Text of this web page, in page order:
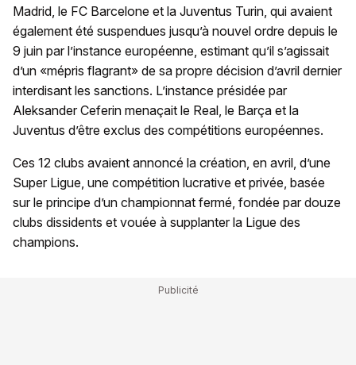
Madrid, le FC Barcelone et la Juventus Turin, qui avaient
également été suspendues jusqu’à nouvel ordre depuis le
9 juin par l’instance européenne, estimant qu’il s’agissait
d’un «mépris flagrant» de sa propre décision d’avril dernier
interdisant les sanctions. L’instance présidée par
Aleksander Ceferin menaçait le Real, le Barça et la
Juventus d’être exclus des compétitions européennes.
Ces 12 clubs avaient annoncé la création, en avril, d’une
Super Ligue, une compétition lucrative et privée, basée
sur le principe d’un championnat fermé, fondée par douze
clubs dissidents et vouée à supplanter la Ligue des
champions.